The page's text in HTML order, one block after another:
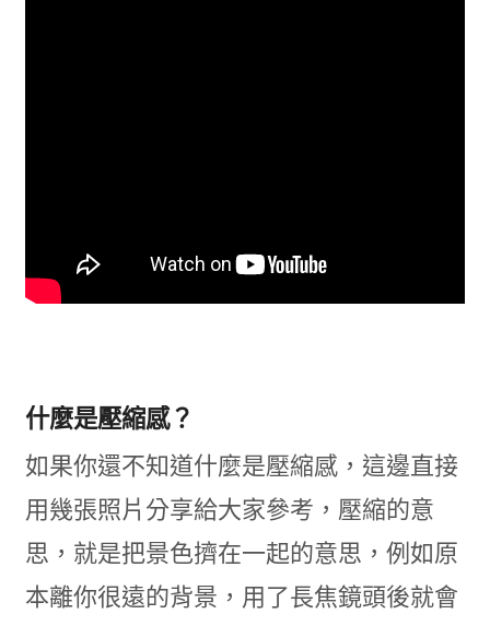
什麼是壓縮感？
如果你還不知道什麼是壓縮感，這邊直接
用幾張照片分享給大家參考，壓縮的意
思，就是把景色擠在一起的意思，例如原
本離你很遠的背景，用了長焦鏡頭後就會